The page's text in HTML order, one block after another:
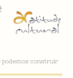
podemos construir